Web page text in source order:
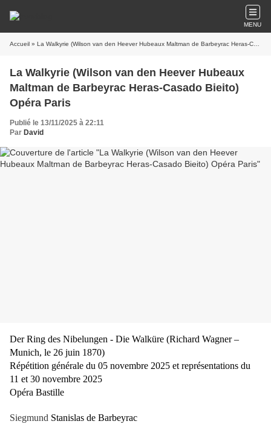
MENU
Accueil » La Walkyrie (Wilson van den Heever Hubeaux Maltman de Barbeyrac Heras-Casado Bieito) Opéra Paris
La Walkyrie (Wilson van den Heever Hubeaux
Maltman de Barbeyrac Heras-Casado Bieito)
Opéra Paris
Publié le 13/11/2025 à 22:11
Par David
Der Ring des Nibelungen - Die Walküre (Richard Wagner –
Munich, le 26 juin 1870)
Répétition générale du 05 novembre 2025 et représentations du
11 et 30 novembre 2025
Opéra Bastille
Siegmund Stanislas de Barbeyrac